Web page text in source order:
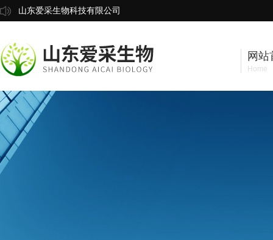
山东爱采生物科技有限公司
网站
Home